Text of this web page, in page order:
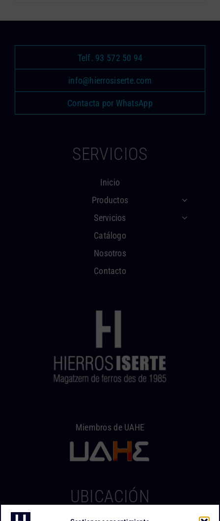
Telf. 93 572 50 94
info@hierrosiserte.com
Contacta por WhatsApp
SERVICIOS
Inicio
Productos
Servicios
Catálogo
Nosotros
Contacto
Miembros de UAHE
UBICACIÓN